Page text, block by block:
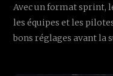
Avec un format sprint,
les équipes et les
bons réglages avant la